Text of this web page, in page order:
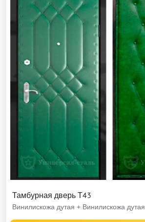
Тамбурная дверь Т43
Винилискожа дутая + Винилискожа дутая